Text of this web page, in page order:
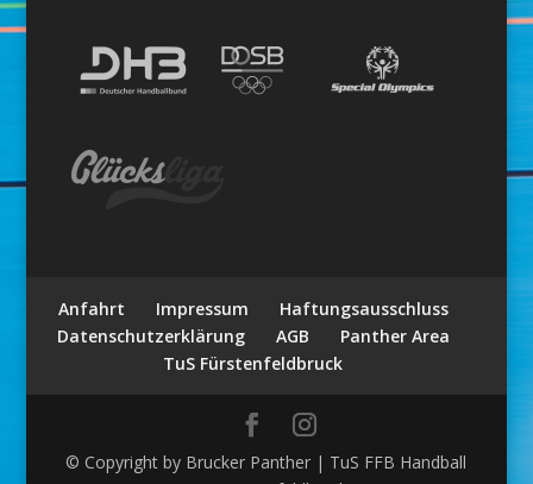
Anfahrt Impressum
Haftungsausschluss
Datenschutzerklärung
AGB
Panther Area
TuS Fürstenfeldbruck
© Copyright by Brucker Panther | TuS FFB Handball